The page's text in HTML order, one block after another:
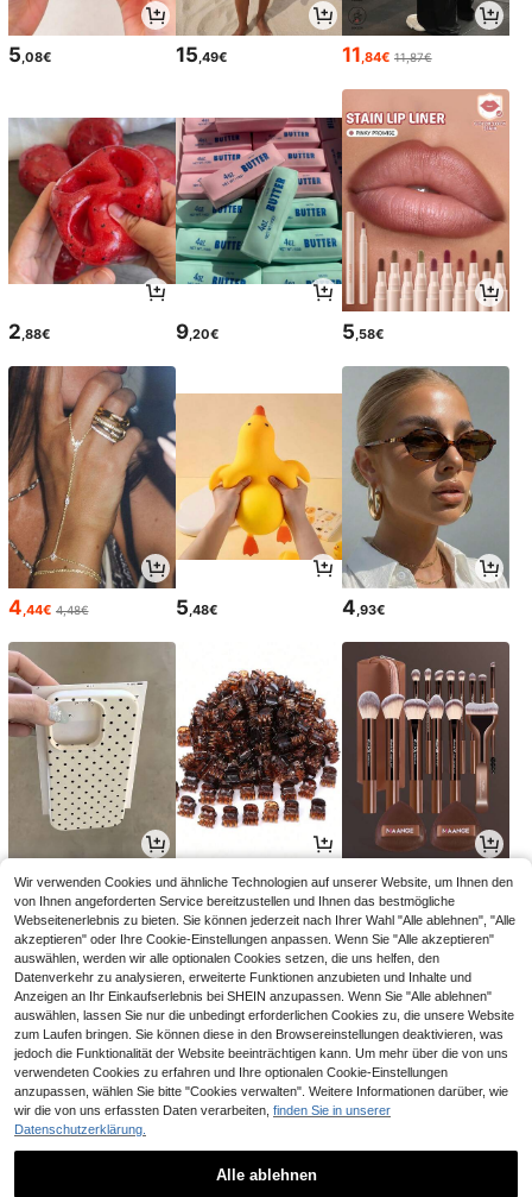
5,08€ 15,49€ 11,84€ 11,87€
2 ,88€ 9,20€ 5 ,58€
4,44€ 4,48€ 5,48€ 4,93€
5,13€5,18€ 2,68€ 7,58€
19
Wir verwenden Cookies und ähnliche Technologien auf unserer Website, um Ihnen den
von Ihnen angeforderten Service bereitzustellen und Ihnen das bestmögliche
Webseitenerlebnis zu bieten. Sie können jederzeit nach Ihrer Wahl "Alle ablehnen", "Alle
akzeptieren" oder Ihre Cookie-Einstellungen anpassen. Wenn Sie "Alle akzeptieren"
auswählen, werden wir alle optionalen Cookies setzen, die uns helfen, den
Datenverkehr zu analysieren, erweiterte Funktionen anzubieten und Inhalte und
Anzeigen an Ihr Einkaufserlebnis bei SHEIN anzupassen. Wenn Sie "Alle ablehnen"
auswählen, lassen Sie nur die unbedingt erforderlichen Cookies zu, die unsere Website
zum Laufen bringen. Sie können diese in den Browsereinstellungen deaktivieren, was
jedoch die Funktionalität der Website beeinträchtigen kann. Um mehr über die von uns
verwendeten Cookies zu erfahren und Ihre optionalen Cookie-Einstellungen
anzupassen, wählen Sie bitte "Cookies verwalten". Weitere Informationen darüber, wie
wir die von uns erfassten Daten verarbeiten, finden Sie in unserer
Datenschutzerklärung.
Alle ablehnen